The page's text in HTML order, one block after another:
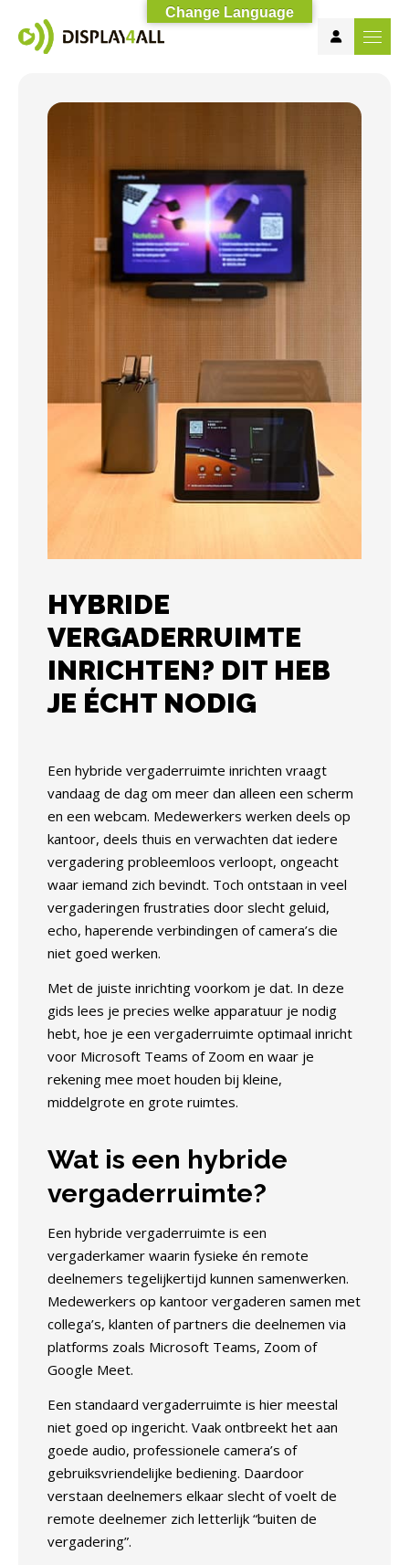
HYBRIDE
VERGADERRUIMTE
INRICHTEN? DIT HEB
JE ÉCHT NODIG
Een hybride vergaderruimte inrichten vraagt
vandaag de dag om meer dan alleen een scherm
en een webcam. Medewerkers werken deels op
kantoor, deels thuis en verwachten dat iedere
vergadering probleemloos verloopt, ongeacht
waar iemand zich bevindt. Toch ontstaan in veel
vergaderingen frustraties door slecht geluid,
echo, haperende verbindingen of camera’s die
niet goed werken.
Met de juiste inrichting voorkom je dat. In deze
gids lees je precies welke apparatuur je nodig
hebt, hoe je een vergaderruimte optimaal inricht
voor Microsoft Teams of Zoom en waar je
rekening mee moet houden bij kleine,
middelgrote en grote ruimtes.
Wat is een hybride
vergaderruimte?
Een hybride vergaderruimte is een
vergaderkamer waarin fysieke én remote
deelnemers tegelijkertijd kunnen samenwerken.
Medewerkers op kantoor vergaderen samen met
collega’s, klanten of partners die deelnemen via
platforms zoals Microsoft Teams, Zoom of
Google Meet.
Een standaard vergaderruimte is hier meestal
niet goed op ingericht. Vaak ontbreekt het aan
goede audio, professionele camera’s of
gebruiksvriendelijke bediening. Daardoor
verstaan deelnemers elkaar slecht of voelt de
remote deelnemer zich letterlijk “buiten de
vergadering”.
Change Language